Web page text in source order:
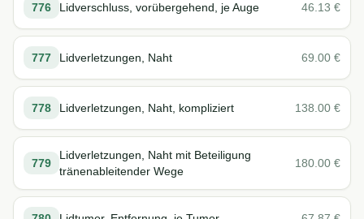
776 Lidverschluss, vorübergehend, je Auge 46.13 €
777 Lidverletzungen, Naht 69.00 €
778 Lidverletzungen, Naht, kompliziert 138.00 €
779
Lidverletzungen, Naht mit Beteiligung
tränenableitender Wege
180.00 €